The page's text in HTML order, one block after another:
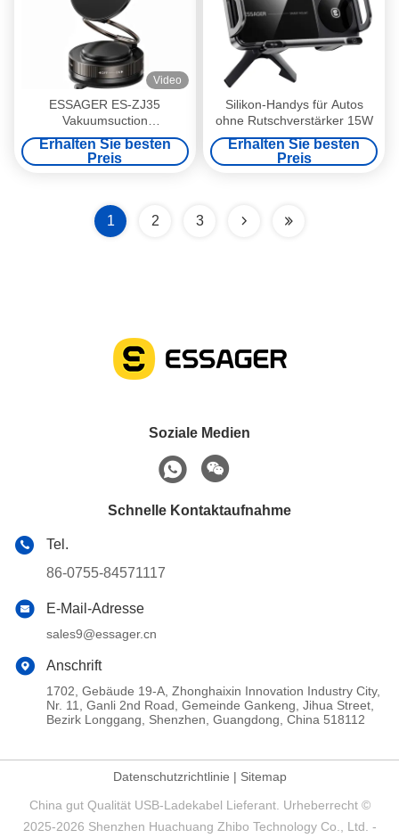
Video
ESSAGER ES-ZJ35
Vakuumsuction
Magnetfahrzeug
Mobiltelefonhalter Klappbare
Zinklegierung
Erhalten Sie besten
Preis
Silikon-Handys für Autos
ohne Rutschverstärker 15W
Erhalten Sie besten
Preis
1 2 3
Soziale Medien
Schnelle Kontaktaufnahme
Tel.
86-0755-84571117
E-Mail-Adresse
sales9@essager.cn
Anschrift
1702, Gebäude 19-A, Zhonghaixin Innovation Industry City,
Nr. 11, Ganli 2nd Road, Gemeinde Gankeng, Jihua Street,
Bezirk Longgang, Shenzhen, Guangdong, China 518112
Datenschutzrichtlinie | Sitemap
China gut Qualität USB-Ladekabel Lieferant. Urheberrecht ©
2025-2026 Shenzhen Huachuang Zhibo Technology Co., Ltd. -